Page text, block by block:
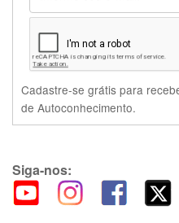
Cadastre-se grátis para
de Autoconhecimento.
Siga-nos: